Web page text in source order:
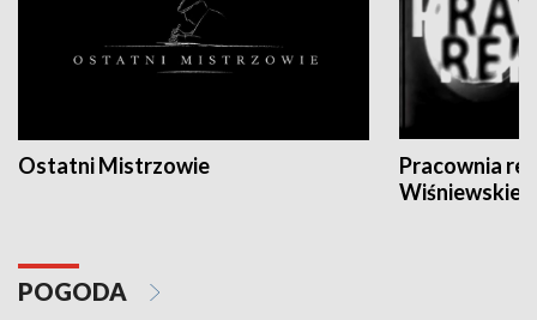
Ostatni Mistrzowie
Pracownia
POGODA